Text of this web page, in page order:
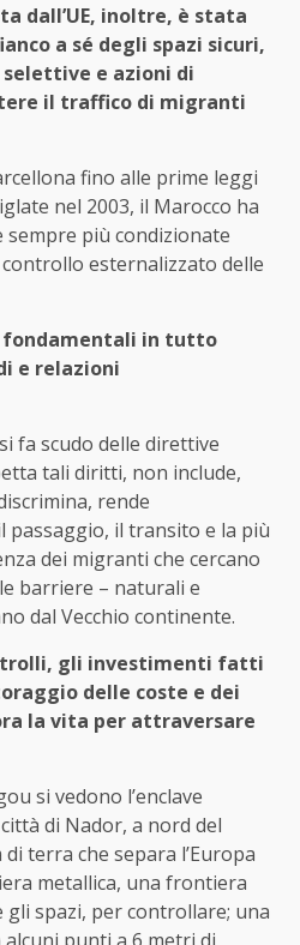
dall’UE, inoltre, è stata
a sé degli spazi sicuri,
e azioni di
il traffico di migranti
fino alle prime leggi
nel 2003, il Marocco ha
più condizionate
esternalizzato delle
fondamentali in tutto
e relazioni
fa scudo delle direttive
tali diritti, non include,
rende
passaggio, il transito e la più
dei migranti che cercano
barriere – naturali e
dal Vecchio continente.
gli investimenti fatti
delle coste e dei
la vita per attraversare
si vedono l’enclave
di Nador, a nord del
terra che separa l’Europa
metallica, una frontiera
spazi, per controllare; una